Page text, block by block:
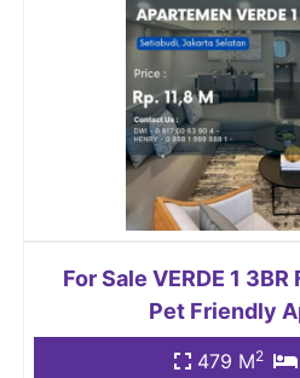
For Sale VERDE 1
Pet Friendly
479 M2